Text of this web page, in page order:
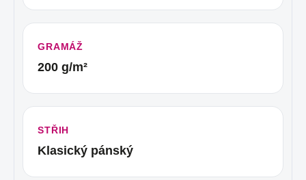
GRAMÁŽ
200 g/m²
STŘIH
Klasický pánský